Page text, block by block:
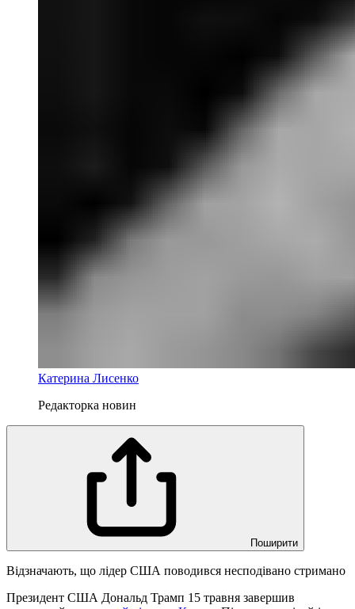
Катерина Лисенко
Редакторка новин
Поширити
Відзначають, що лідер США поводився несподівано стримано
Президент США Дональд Трамп 15 травня завершив